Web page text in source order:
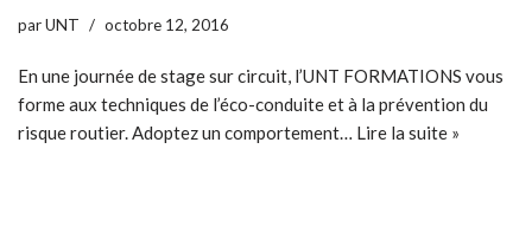
parUNT octobre 12, 2016
En une journée de stage sur circuit, l’UNT FORMATIONS vous
forme aux techniques de l’éco-conduite et à la prévention du
risque routier. Adoptez un comportement… Lire la suite »